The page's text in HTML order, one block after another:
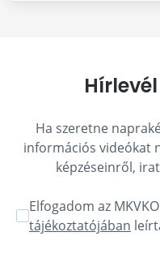
Ha szeretne
információs videókat
képzéseinről,
Elfogadom az
tájékoztatójában